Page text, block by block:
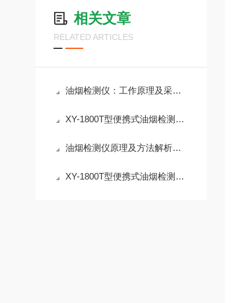
相关文章
RELATED ARTICLES
油烟检测仪：工作原理及采样规范详解
XY-1800T型便携式油烟检测仪 油烟浓度颗粒物非甲烷总烃监测介绍
油烟检测仪原理及方法解析，附2026年三款热门油烟检测仪型号对比
XY-1800T型便携式油烟检测仪 激光法油烟检测仪介绍